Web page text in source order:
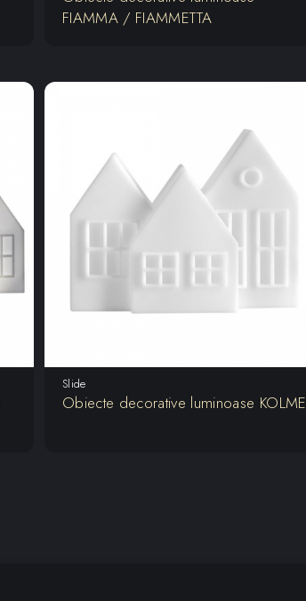
FIAMMA / FIAMMETTA
Slide
Obiecte decorative luminoase KOLME